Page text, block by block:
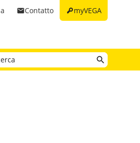
keymyVEGA
emailContatto